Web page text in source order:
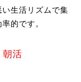
生活リズムで集
的です。
朝活